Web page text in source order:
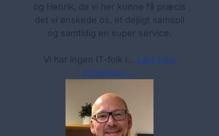
og Henrik, da vi her kunne få præcis
det vi ønskede os, et dejligt samspil
og samtidig en super service.
Vi har ingen IT-folk i… Læs hele
udtalelsen →